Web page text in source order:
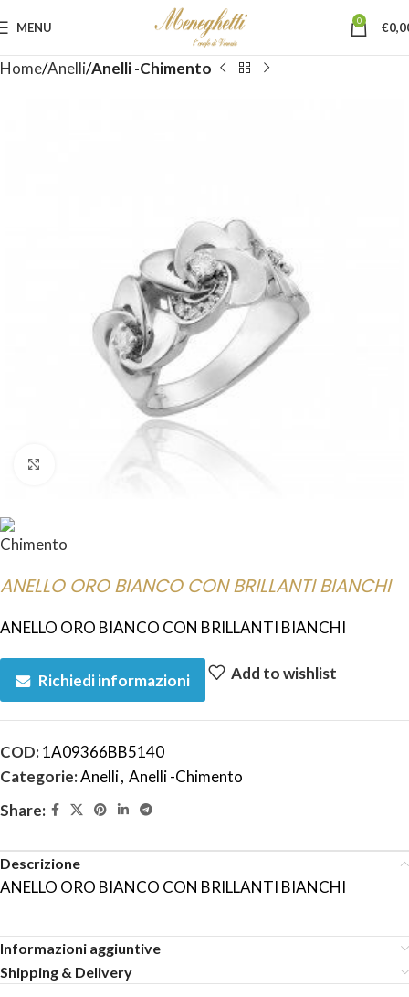
MENU 0 €
Home Anelli Anelli -Chimento
ANELLO ORO BIANCO CON BRILLANTI BIANCHI
ANELLO ORO BIANCO CON BRILLANTI BIANCHI
Richiedi informazioni Add to wishlist
COD:1A09366BB5140
Categorie:Anelli, Anelli -Chimento
Share:
Descrizione
ANELLO ORO BIANCO CON BRILLANTI BIANCHI
Informazioni aggiuntive
Shipping & Delivery